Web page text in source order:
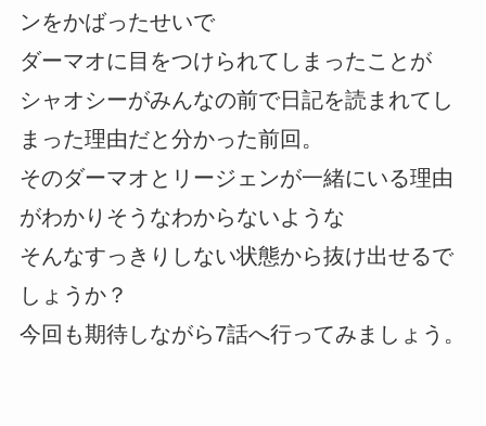
ンをかばったせいで
ダーマオに目をつけられてしまったことが
シャオシーがみんなの前で日記を読まれてし
まった理由だと分かった前回。
そのダーマオとリージェンが一緒にいる理由
がわかりそうなわからないような
そんなすっきりしない状態から抜け出せるで
しょうか？
今回も期待しながら7話へ行ってみましょう。